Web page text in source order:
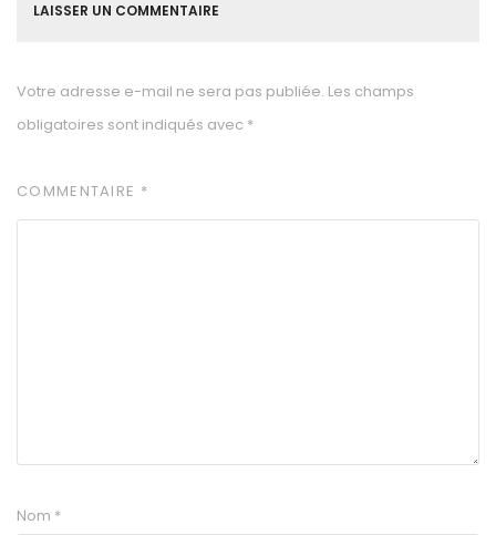
LAISSER UN COMMENTAIRE
Votre adresse e-mail ne sera pas publiée. Les champs
obligatoires sont indiqués avec *
COMMENTAIRE *
Nom *